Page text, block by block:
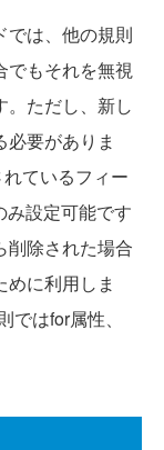
は、他の規則
でもそれを無視
。ただし、新し
要がありま
ているフィー
設定可能です
削除された場合
に利用しま
はfor属性、